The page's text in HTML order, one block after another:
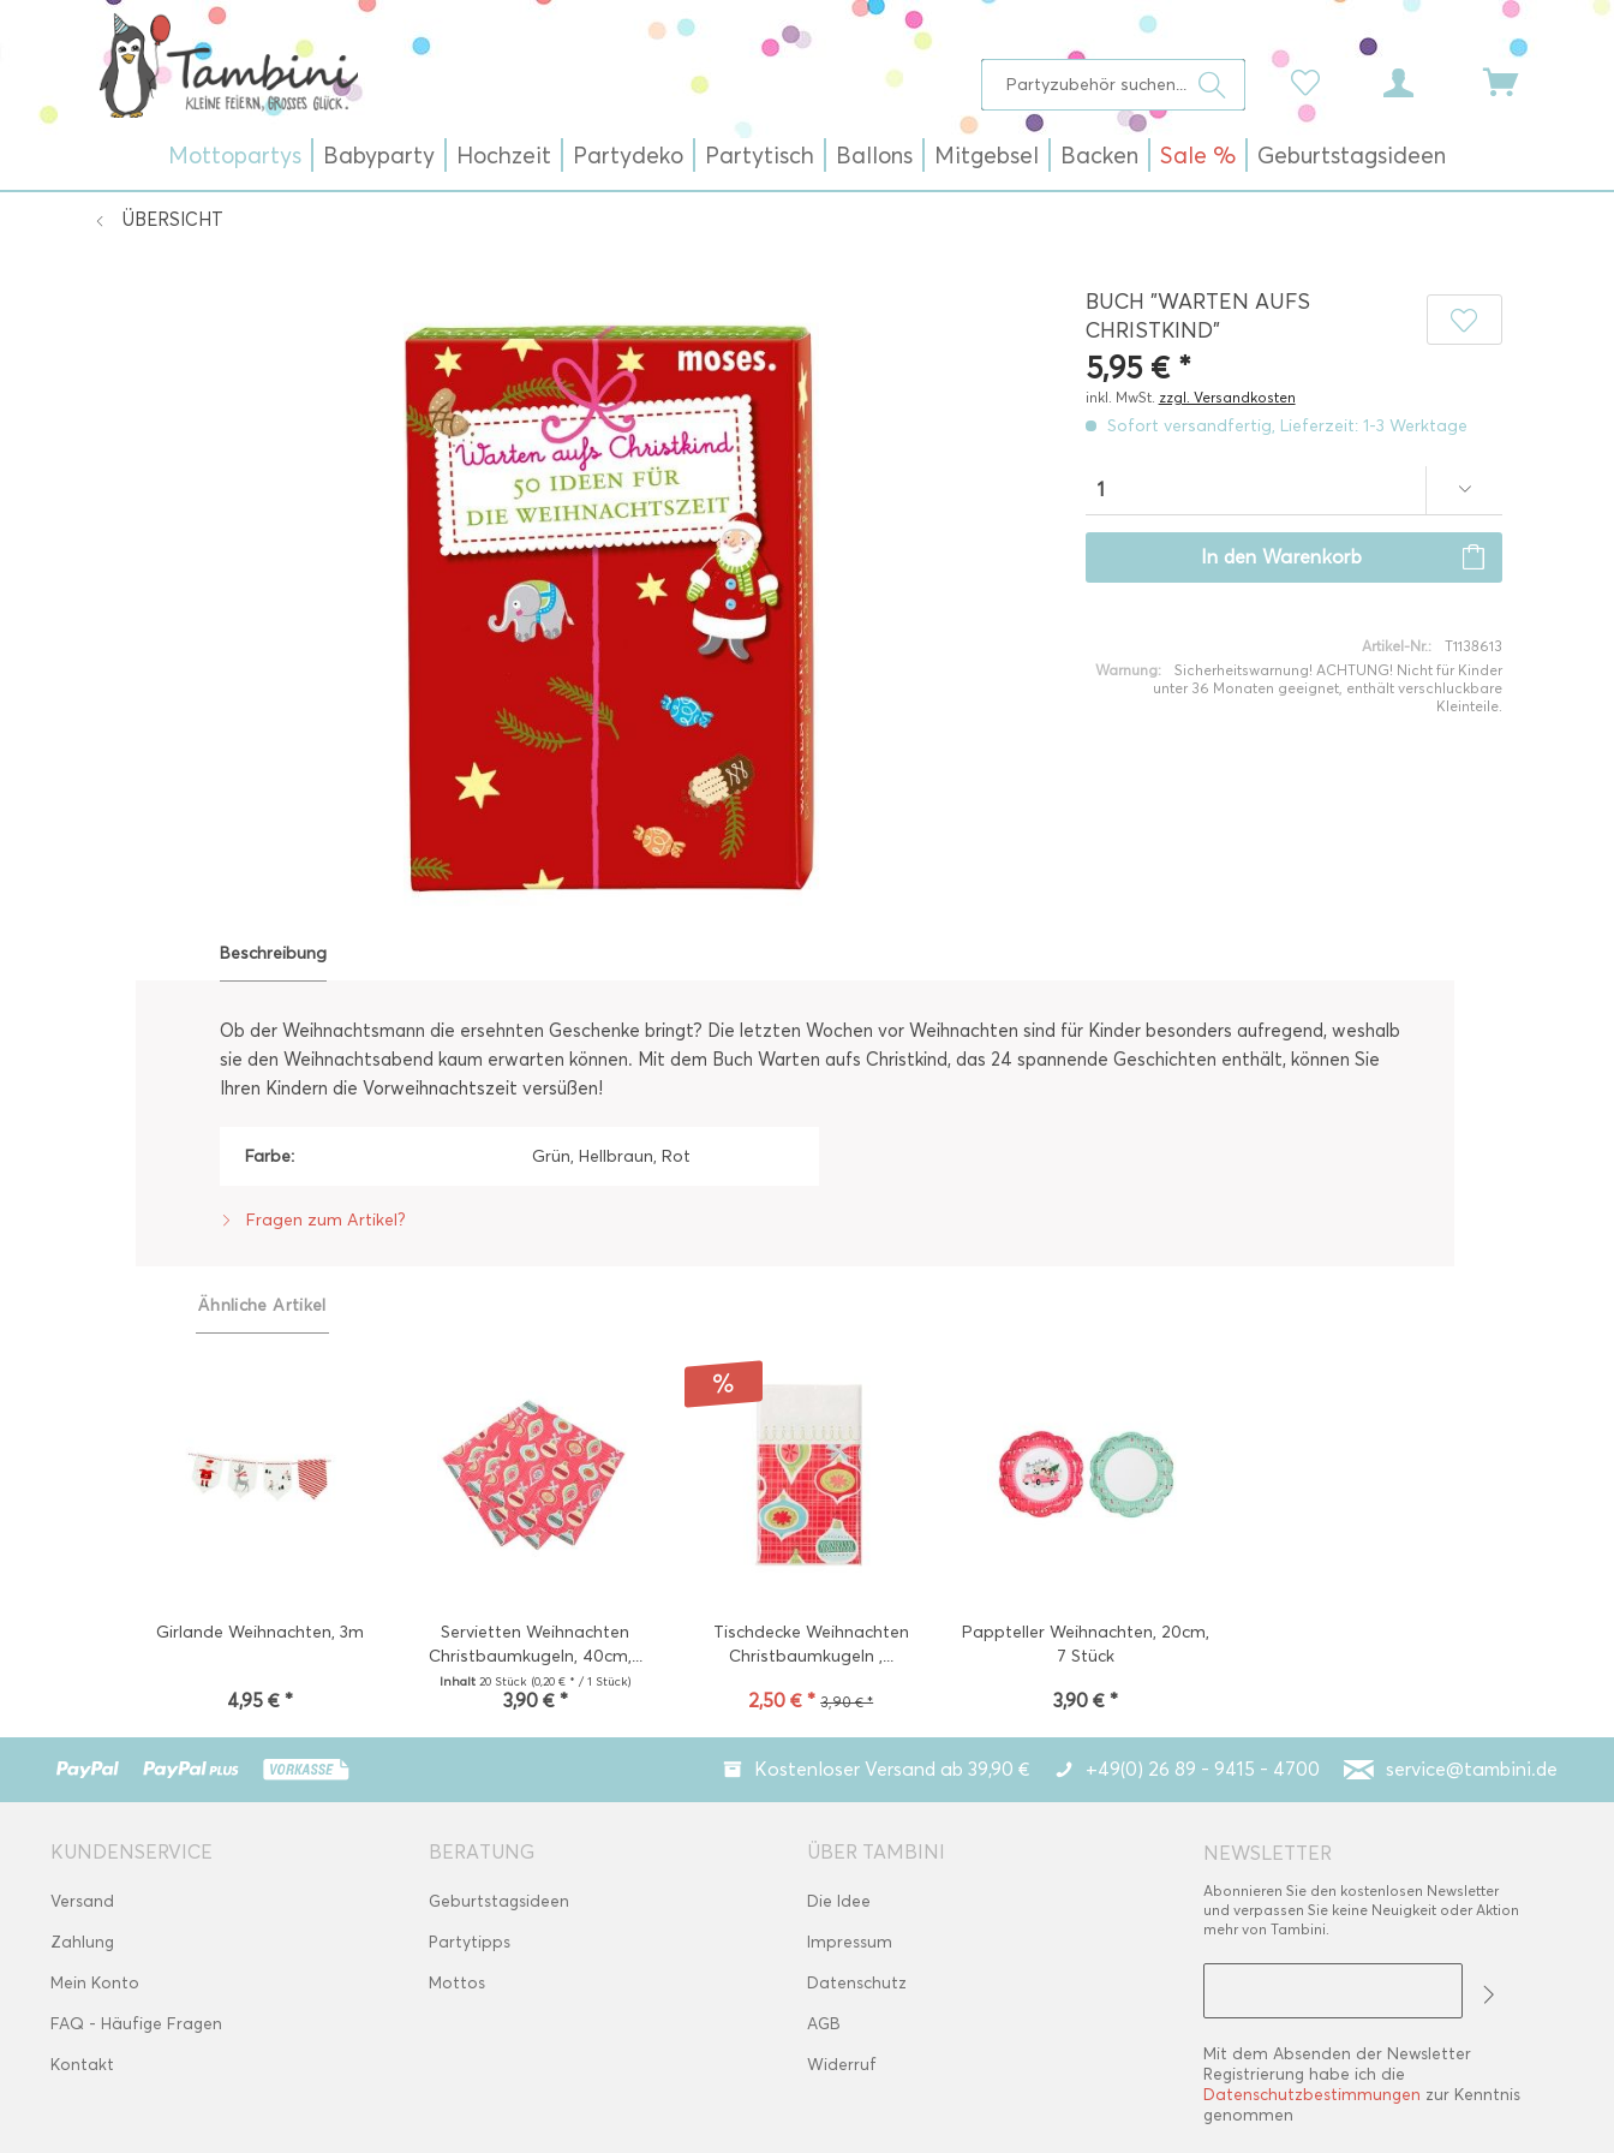
Mottopartys Babyparty Hochzeit Partydeko Partytisch Ballons Mitgebsel Backen Sale % Geburtstagsideen
ÜBERSICHT
BUCH "WARTEN AUFS
CHRISTKIND"
5,95 € *
inkl. MwSt. zzgl. Versandkosten
Sofort versandfertig, Lieferzeit: 1-3 Werktage
In den Warenkorb
Artikel-Nr.:
T1138613
Warnung:
Sicherheitswarnung! ACHTUNG! Nicht für Kinder
unter 36 Monaten geeignet, enthält verschluckbare
Kleinteile.
Beschreibung
Ob der Weihnachtsmann die ersehnten Geschenke bringt? Die letzten Wochen vor Weihnachten sind für Kinder besonders aufregend, weshalb
sie den Weihnachtsabend kaum erwarten können. Mit dem Buch Warten aufs Christkind, das 24 spannende Geschichten enthält, können Sie
Ihren Kindern die Vorweihnachtszeit versüßen!
Farbe: Grün, Hellbraun, Rot
Fragen zum Artikel?
Ähnliche Artikel
Girlande Weihnachten, 3m
4,95 € *
Servietten Weihnachten
Christbaumkugeln, 40cm,...
Inhalt 20 Stück (0,20 € * / 1 Stück)
3,90 € *
Tischdecke Weihnachten
Christbaumkugeln ,...
2,50 € * 3,90 € *
Pappteller Weihnachten, 20cm,
7 Stück
3,90 € *
Kostenloser Versand ab 39,90 € +49(0) 26 89 - 9415 - 4700 service@tambini.de
KUNDENSERVICE
Versand
Zahlung
Mein Konto
FAQ - Häufige Fragen
Kontakt
BERATUNG
Geburtstagsideen
Partytipps
Mottos
ÜBER TAMBINI
Die Idee
Impressum
Datenschutz
AGB
Widerruf
NEWSLETTER
Abonnieren Sie den kostenlosen Newsletter
und verpassen Sie keine Neuigkeit oder Aktion
mehr von Tambini.
Mit dem Absenden der Newsletter
Registrierung habe ich die
Datenschutzbestimmungen zur Kenntnis
genommen